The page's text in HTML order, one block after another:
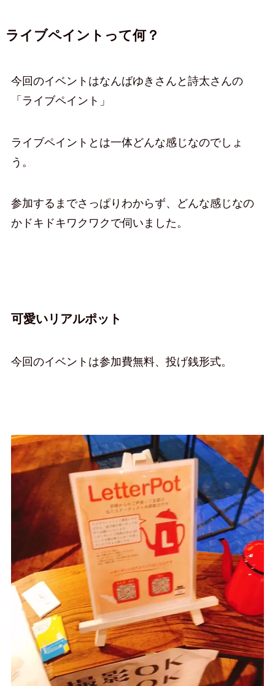
ライブペイントって何？
今回のイベントはなんばゆきさんと詩太さんの
「ライブペイント」
ライブペイントとは一体どんな感じなのでしょ
う。
参加するまでさっぱりわからず、どんな感じなの
かドキドキワクワクで伺いました。
可愛いリアルポット
今回のイベントは参加費無料、投げ銭形式。